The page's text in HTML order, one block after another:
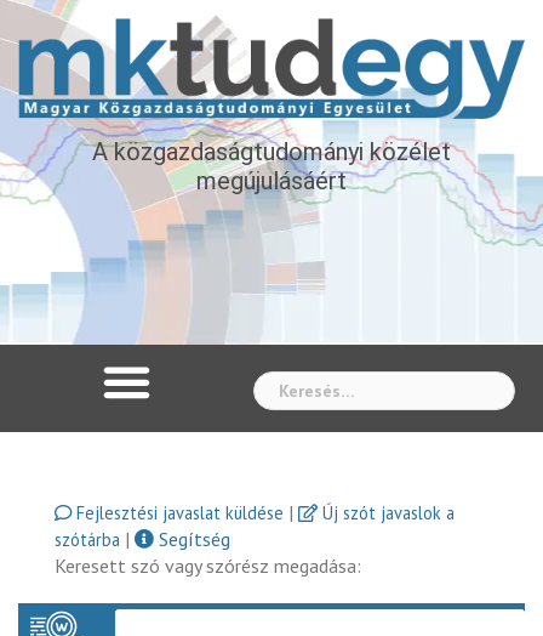
A közgazdaságtudományi közélet
megújulásáért
Fejlesztési javaslat küldése |
Új szót javaslok a
szótárba |
Segítség
Keresett szó vagy szórész megadása: